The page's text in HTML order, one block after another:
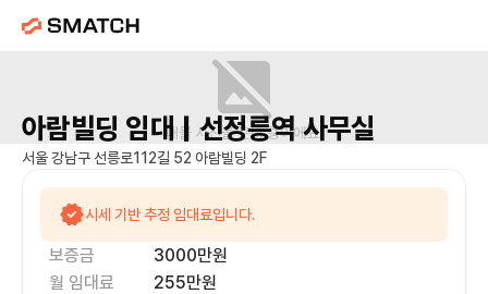
매물 사진을 준비 중이에요.
아람빌딩 임대 | 선정릉역사무실
서울 강남구 선릉로112길 52 아람빌딩 2F
시세 기반 추정 임대료입니다.
보증금 3000만원
월 임대료
255만원